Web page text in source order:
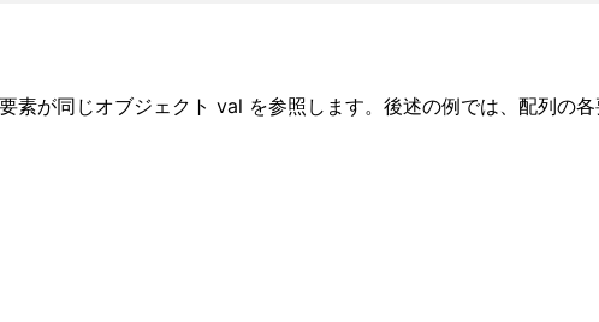
が同じオブジェクト val を参照します。後述の例では、配列の